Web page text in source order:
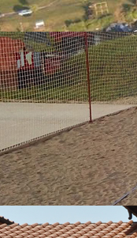
- Поглед из ваздуха
- Терени на песку